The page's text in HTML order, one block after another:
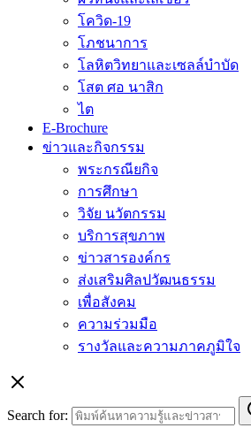
โควิด-19
โภชนาการ
โลหิตวิทยาและเซลล์บำบัด
โสต ศอ นาสิก
ไต
E-Brochure
ข่าวและกิจกรรม
พระกรณียกิจ
การศึกษา
วิจัย นวัตกรรม
บริการสุขภาพ
ข่าวสารองค์กร
ส่งเสริมศิลปวัฒนธรรม
เพื่อสังคม
ความร่วมมือ
รางวัลและความภาคภูมิใจ
Search for: